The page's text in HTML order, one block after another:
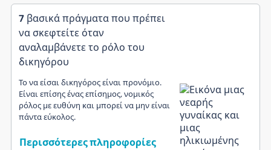
7 βασικά πράγματα που πρέπει
να σκεφτείτε όταν
αναλαμβάνετε το ρόλο του
δικηγόρου
Το να είσαι δικηγόρος είναι προνόμιο.
Είναι επίσης ένας επίσημος, νομικός
ρόλος με ευθύνη και μπορεί να μην είναι
πάντα εύκολος.
Περισσότερες πληροφορίες